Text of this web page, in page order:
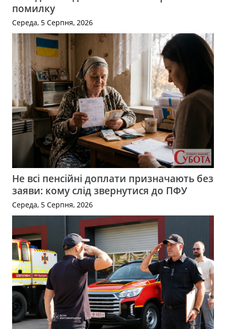
помилку
Середа, 5 Серпня, 2026
Не всі пенсійні доплати призначають без
заяви: кому слід звернутися до ПФУ
Середа, 5 Серпня, 2026